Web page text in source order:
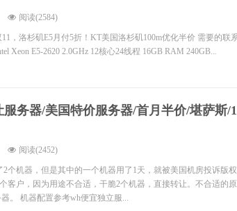
阅读(2584)
，洛杉矶E5月付5折！KT美国洛杉矶100m优化半价 需要的联
Xeon E5-2620 2.0GHz 12核心24线程 16GB RAM 240GB...
服务器/美国特价服务器/首月半价/堪萨斯/
阅读(2452)
2个机器，但是其中的一个机器用了1天，就被美国机房投诉版
客户，因为用途不合适，干脆2个机器，直接转让。不合适的
。 机器配置参考wh便宜独立服...